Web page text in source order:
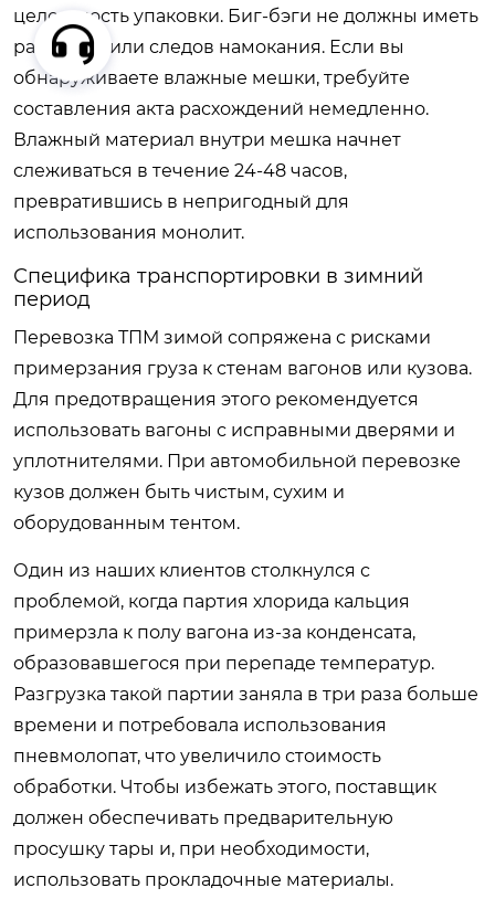
целостность упаковки. Биг-бэги не должны иметь
разрывов или следов намокания. Если вы
обнаруживаете влажные мешки, требуйте
составления акта расхождений немедленно.
Влажный материал внутри мешка начнет
слеживаться в течение 24-48 часов,
превратившись в непригодный для
использования монолит.
Специфика транспортировки в зимний
период
Перевозка ТПМ зимой сопряжена с рисками
примерзания груза к стенам вагонов или кузова.
Для предотвращения этого рекомендуется
использовать вагоны с исправными дверями и
уплотнителями. При автомобильной перевозке
кузов должен быть чистым, сухим и
оборудованным тентом.
Один из наших клиентов столкнулся с
проблемой, когда партия хлорида кальция
примерзла к полу вагона из-за конденсата,
образовавшегося при перепаде температур.
Разгрузка такой партии заняла в три раза больше
времени и потребовала использования
пневмолопат, что увеличило стоимость
обработки. Чтобы избежать этого, поставщик
должен обеспечивать предварительную
просушку тары и, при необходимости,
использовать прокладочные материалы.